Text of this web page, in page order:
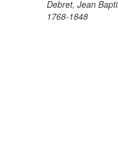
Debret, Jean
1768-1848